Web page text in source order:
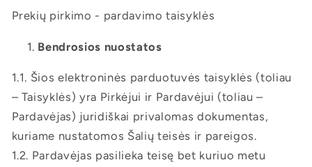
Prekių pirkimo - pardavimo taisyklės
Bendrosios nuostatos
1.1. Šios elektroninės parduotuvės taisyklės (toliau
– Taisyklės) yra Pirkėjui ir Pardavėjui (toliau –
Pardavėjas) juridiškai privalomas dokumentas,
kuriame nustatomos Šalių teisės ir pareigos.
1.2. Pardavėjas pasilieka teisę bet kuriuo metu